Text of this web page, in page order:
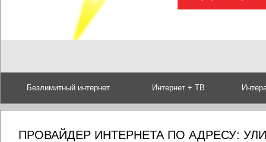
Безлимитный интернет Интернет + ТВ
ПРОВАЙДЕР ИНТЕРНЕТА ПО АДРЕСУ: